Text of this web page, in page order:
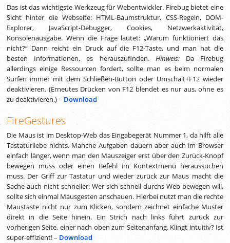
Das ist das wichtigste Werkzeug für Webentwickler. Firebug bietet eine
Sicht hinter die Webseite: HTML-Baumstruktur, CSS-Regeln, DOM-
Explorer, JavaScript-Debugger, Cookies, Netzwerkaktivität,
Konsolenausgabe. Wenn die Frage lautet: „Warum funktioniert das
nicht?“ Dann reicht ein Druck auf die F12-Taste, und man hat die
besten Informationen, es herauszufinden. Hinweis:Da Firebug
allerdings einige Ressourcen fordert, sollte man es beim normalen
Surfen immer mit dem Schließen-Button oder Umschalt+F12 wieder
deaktivieren. (Erneutes Drücken von F12 blendet es nur aus, ohne es
zu deaktivieren.) – Download
FireGestures
Die Maus ist im Desktop-Web das Eingabegerät Nummer 1, da hilft alle
Tastaturliebe nichts. Manche Aufgaben dauern aber auch im Browser
einfach länger, wenn man den Mauszeiger erst über den Zurück-Knopf
bewegen muss oder einen Befehl im Kontextmenü heraussuchen
muss. Der Griff zur Tastatur und wieder zurück zur Maus macht die
Sache auch nicht schneller. Wer sich schnell durchs Web bewegen will,
sollte sich einmal Mausgesten anschauen. Hierbei nutzt man die rechte
Maustaste nicht nur zum Klicken, sondern zeichnet einfache Muster
direkt in die Seite hinein. Ein Strich nach links führt zurück zur
vorherigen Seite, einer nach oben zum Seitenanfang. Klingt intuitiv? Ist
super-effizient! – Download